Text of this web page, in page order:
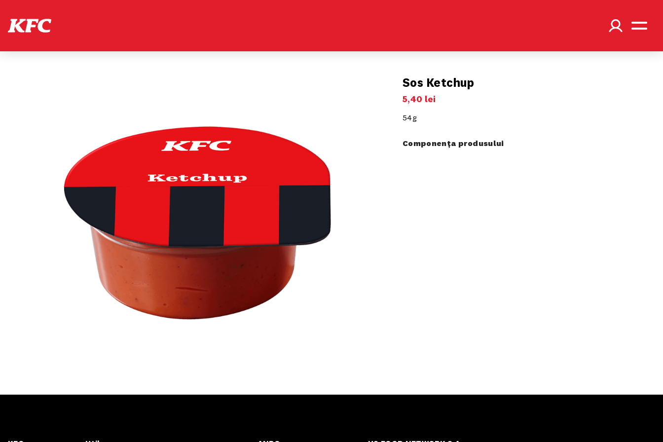
Sos Ketchup
5,40 lei
54g
Componența produsului